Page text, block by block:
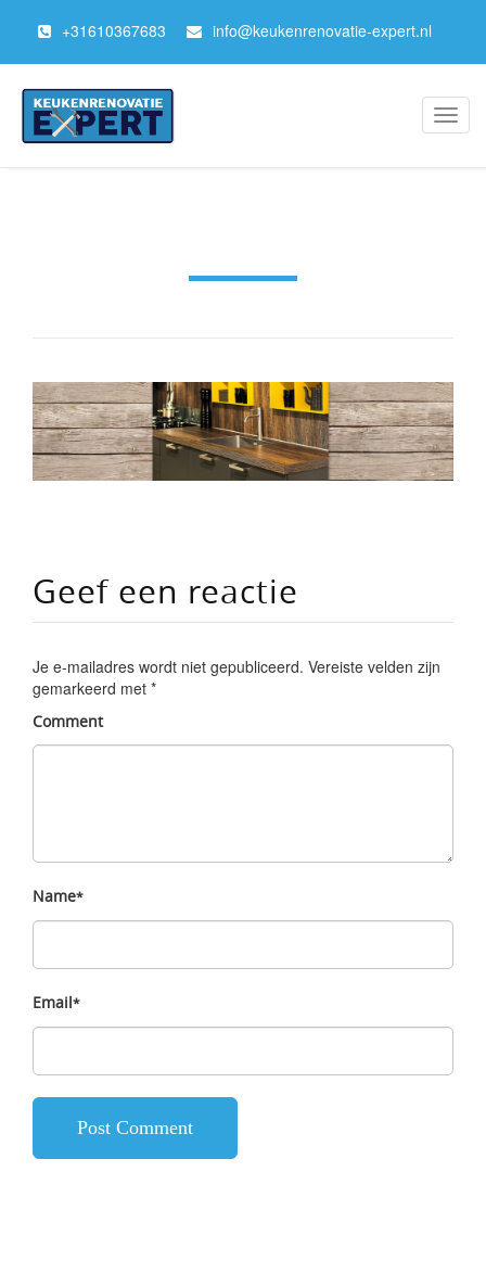
+31610367683 info@keukenrenovatie-expert.nl
Geef een reactie
Je e-mailadres wordt niet gepubliceerd. Vereiste velden zijn
gemarkeerd met *
Comment
Name*
Email*